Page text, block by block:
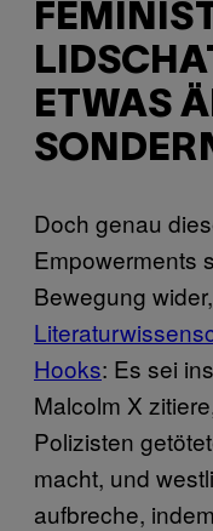
ETWAS
Doch genau
Empowerments
Bewegung wider,
Hooks: Es sei
Malcolm X
Polizisten
macht, und
aufbreche,